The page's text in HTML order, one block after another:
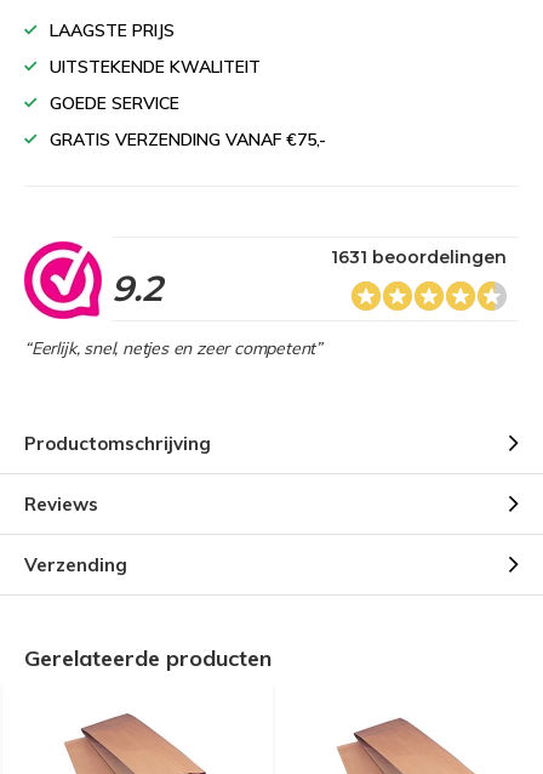
LAAGSTE PRIJS
UITSTEKENDE KWALITEIT
GOEDE SERVICE
GRATIS VERZENDING VANAF €75,-
9.2
1631 beoordelingen
“Eerlijk, snel, netjes en zeer competent”
Productomschrijving
Reviews
Verzending
Gerelateerde producten